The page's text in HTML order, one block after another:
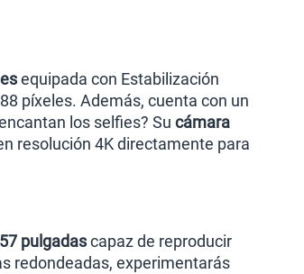
equipada con Estabilización
píxeles. Además, cuenta con un
los selfies? Su cámara
resolución 4K directamente para
pulgadascapaz de reproducir
redondeadas, experimentarás